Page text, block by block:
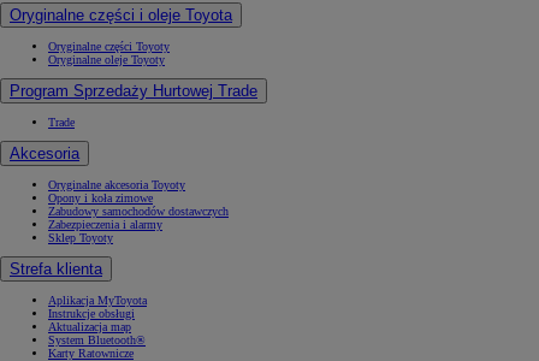
Oryginalne części i oleje Toyota
Oryginalne części Toyoty
Oryginalne oleje Toyoty
Program Sprzedaży Hurtowej Trade
Trade
Akcesoria
Oryginalne akcesoria Toyoty
Opony i koła zimowe
Zabudowy samochodów dostawczych
Zabezpieczenia i alarmy
Sklep Toyoty
Strefa klienta
Aplikacja MyToyota
Instrukcje obsługi
Aktualizacja map
System Bluetooth®
Karty Ratownicze